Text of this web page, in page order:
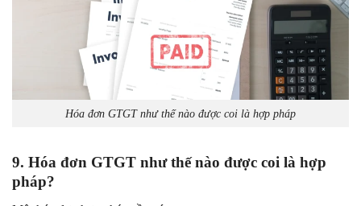
Hóa đơn GTGT như thế nào được coi là hợp pháp
9. Hóa đơn GTGT như thế nào được coi là hợp
pháp?